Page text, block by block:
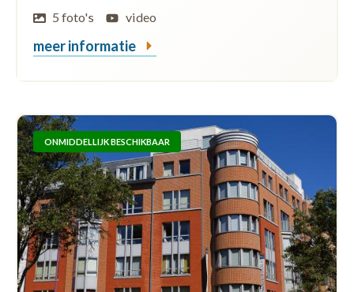
5 foto's
video
meer informatie
ONMIDDELLIJK BESCHIKBAAR